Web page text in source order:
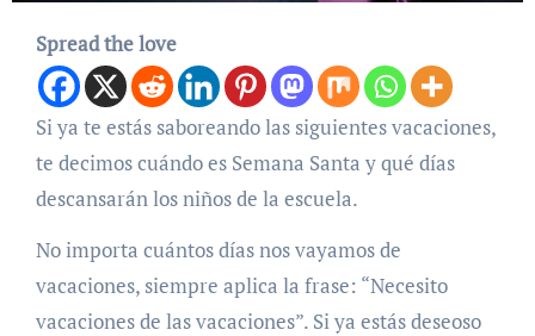
Spread the love
Si ya te estás saboreando las siguientes vacaciones,
te decimos cuándo es Semana Santa y qué días
descansarán los niños de la escuela.
No importa cuántos días nos vayamos de
vacaciones, siempre aplica la frase: “Necesito
vacaciones de las vacaciones”. Si ya estás deseoso